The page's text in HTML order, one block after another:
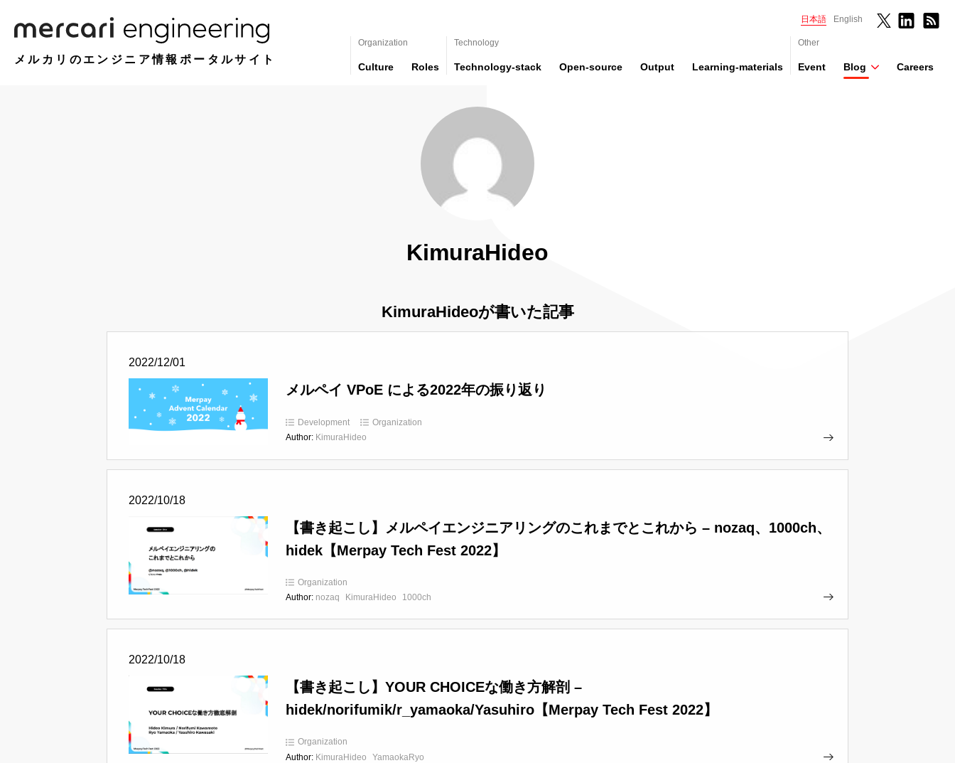
メルカリのエンジニア情報ポータルサイト
日本語 English
Organization
Culture Roles
Technology
Technology-stack Open-source Output Learning-materials
Other
Event Blog Careers
KimuraHideo
KimuraHideoが書いた記事
2022/12/01
メルペイ VPoE による2022年の振り返り
Development
Organization
Author: KimuraHideo
2022/10/18
【書き起こし】メルペイエンジニアリングのこれまでとこれから – nozaq、1000ch、
hidek【Merpay Tech Fest 2022】
Organization
Author: nozaq KimuraHideo 1000ch
2022/10/18
【書き起こし】YOUR CHOICEな働き方解剖 –
hidek/norifumik/r_yamaoka/Yasuhiro【Merpay Tech Fest 2022】
Organization
Author: KimuraHideo YamaokaRyo